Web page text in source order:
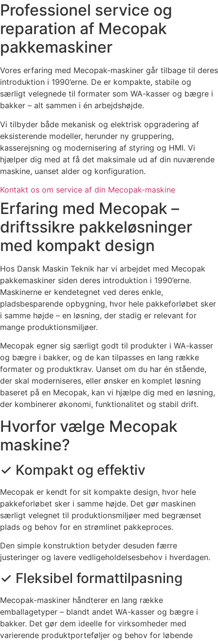
Professionel service og
reparation af Mecopak
pakkemaskiner
Vores erfaring med Mecopak-maskiner går tilbage til deres
introduktion i 1990’erne. De er kompakte, stabile og
særligt velegnede til formater som WA-kasser og bægre i
bakker – alt sammen i én arbejdshøjde.
Vi tilbyder både mekanisk og elektrisk opgradering af
eksisterende modeller, herunder ny gruppering,
kasserejsning og modernisering af styring og HMI. Vi
hjælper dig med at få det maksimale ud af din nuværende
maskine, uanset alder og konfiguration.
Kontakt os om service af din Mecopak-maskine
Erfaring med Mecopak –
driftssikre pakkeløsninger
med kompakt design
Hos Dansk Maskin Teknik har vi arbejdet med Mecopak
pakkemaskiner siden deres introduktion i 1990’erne.
Maskinerne er kendetegnet ved deres enkle,
pladsbesparende opbygning, hvor hele pakkeforløbet sker
i samme højde – en løsning, der stadig er relevant for
mange produktionsmiljøer.
Mecopak egner sig særligt godt til produkter i WA-kasser
og bægre i bakker, og de kan tilpasses en lang række
formater og produktkrav. Uanset om du har én stående,
der skal moderniseres, eller ønsker en komplet løsning
baseret på en Mecopak, kan vi hjælpe dig med en løsning,
der kombinerer økonomi, funktionalitet og stabil drift.
Hvorfor vælge Mecopak
maskine?
✓ Kompakt og effektiv
Mecopak er kendt for sit kompakte design, hvor hele
pakkeforløbet sker i samme højde. Det gør maskinen
særligt velegnet til produktionsmiljøer med begrænset
plads og behov for en strømlinet pakkeproces.
Den simple konstruktion betyder desuden færre
justeringer og lavere vedligeholdelsesbehov i hverdagen.
✓ Fleksibel formattilpasning
Mecopak-maskiner håndterer en lang række
emballagetyper – blandt andet WA-kasser og bægre i
bakker. Det gør dem ideelle for virksomheder med
varierende produktporteføljer og behov for løbende